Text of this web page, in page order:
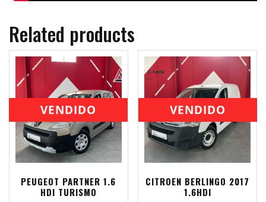
Related products
VENDIDO
PEUGEOT PARTNER 1.6
HDI TURISMO
VENDIDO
CITROEN BERLINGO 2017
1.6HDI